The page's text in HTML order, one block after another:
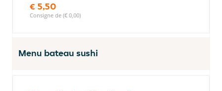
€ 5,50
Consigne de (€ 0,00)
Menu bateau sushi